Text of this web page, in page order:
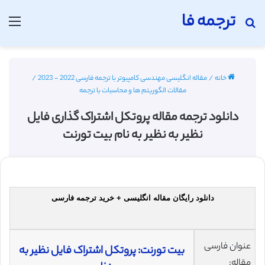
ترجمه فا
جستجو برای
خانه/مقاله انگلیسی مهندسی کامپیوتر با ترجمه فارسی 2022 - 2023
/
مقالات الگوریتم ها و محاسبات با ترجمه
دانلود ترجمه مقاله پروتکل اشتراک گذاری فایل
نظیر به نظیر به نام بیت تورنت
دانلود رایگان مقاله انگلیسی + خرید ترجمه فارسی
عنوان فارسی
بیت تورنت: پروتکل اشتراک فایل نظیر به